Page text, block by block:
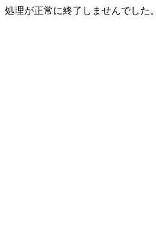
処理が正常に終了しませんでした